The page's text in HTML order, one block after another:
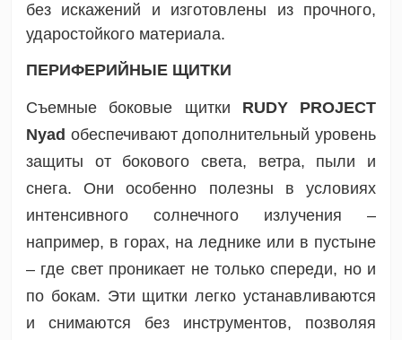
без искажений и изготовлены из прочного,
ударостойкого материала.
ПЕРИФЕРИЙНЫЕ ЩИТКИ
Съемные боковые щитки RUDY PROJECT
Nyad обеспечивают дополнительный уровень
защиты от бокового света, ветра, пыли и
снега. Они особенно полезны в условиях
интенсивного солнечного излучения –
например, в горах, на леднике или в пустыне
– где свет проникает не только спереди, но и
по бокам. Эти щитки легко устанавливаются
и снимаются без инструментов, позволяя